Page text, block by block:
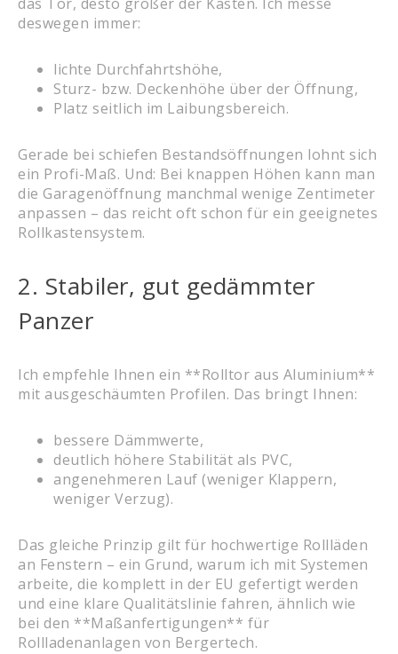
deswegen immer:
lichte Durchfahrtshöhe,
Sturz- bzw. Deckenhöhe über der Öffnung,
Platz seitlich im Laibungsbereich.
Gerade bei schiefen Bestandsöffnungen lohnt sich
ein Profi-Maß. Und: Bei knappen Höhen kann man
die Garagenöffnung manchmal wenige Zentimeter
anpassen – das reicht oft schon für ein geeignetes
Rollkastensystem.
2. Stabiler, gut gedämmter
Panzer
Ich empfehle Ihnen ein **Rolltor aus Aluminium**
mit ausgeschäumten Profilen. Das bringt Ihnen:
bessere Dämmwerte,
deutlich höhere Stabilität als PVC,
angenehmeren Lauf (weniger Klappern,
weniger Verzug).
Das gleiche Prinzip gilt für hochwertige Rollläden
an Fenstern – ein Grund, warum ich mit Systemen
arbeite, die komplett in der EU gefertigt werden
und eine klare Qualitätslinie fahren, ähnlich wie
bei den **Maßanfertigungen** für
Rollladenanlagen von Bergertech.